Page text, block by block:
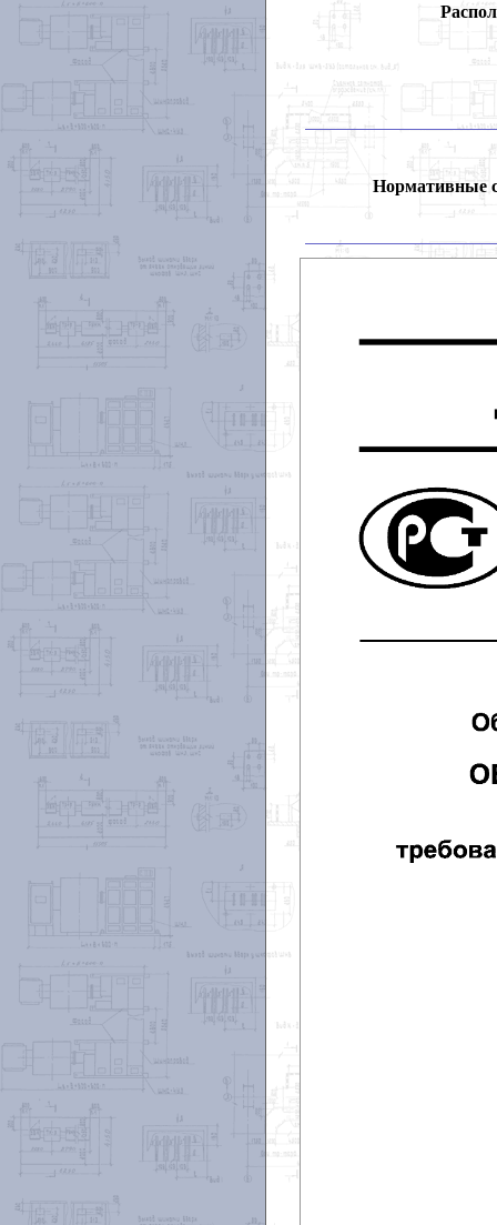
Нормативные